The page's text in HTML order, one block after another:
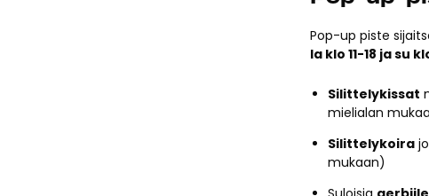
Pop-up piste
la klo 11-18 ja su
Silittelykissat
mielialan
Silittelykoira
mukaan)